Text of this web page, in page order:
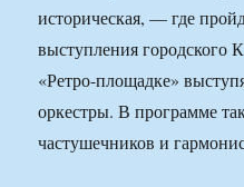
историческая, — где
выступления городского
«Ретро-площадке»
оркестры. В программе
частушечников и